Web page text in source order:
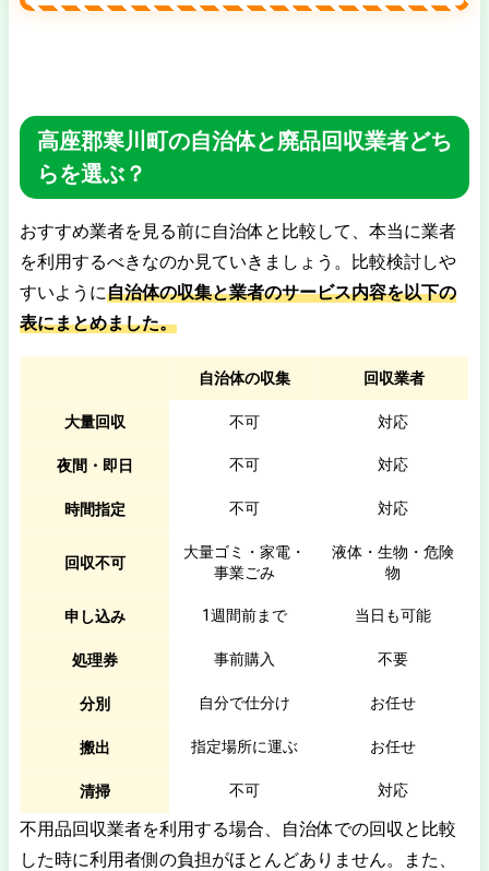
高座郡寒川町の自治体と廃品回収業者どち
らを選ぶ？
おすすめ業者を見る前に自治体と比較して、本当に業者
を利用するべきなのか見ていきましょう。比較検討しや
すいように自治体の収集と業者のサービス内容を以下の
表にまとめました。
自治体の収集 回収業者
大量回収 不可 対応
夜間・即日 不可 対応
時間指定 不可 対応
回収不可
大量ゴミ・家電・
事業ごみ
液体・生物・危険
物
申し込み 1週間前まで 当日も可能
処理券 事前購入 不要
分別 自分で仕分け お任せ
搬出 指定場所に運ぶ お任せ
清掃 不可 対応
不用品回収業者を利用する場合、自治体での回収と比較
した時に利用者側の負担がほとんどありません。また、